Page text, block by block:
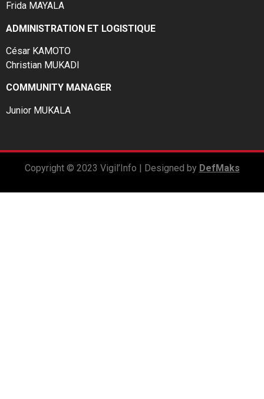
Frida MAYALA
ADMINISTRATION ET LOGISTIQUE
César KAMOTO
Christian MUKADI
COMMUNITY MANAGER
Junior MUKALA
Copyright © 2023 Vigil’Info | Designed by DefMaks